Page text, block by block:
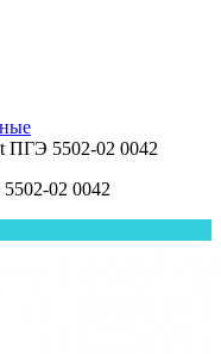
ПГЭ 5502-02 0042
02 0042